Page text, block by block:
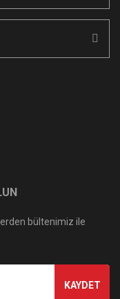
bültenimiz ile
KAYDET